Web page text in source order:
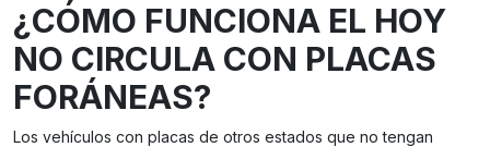
¿CÓMO FUNCIONA EL HOY
NO CIRCULA CON PLACAS
FORÁNEAS?
Los vehículos con placas de otros estados que no tengan